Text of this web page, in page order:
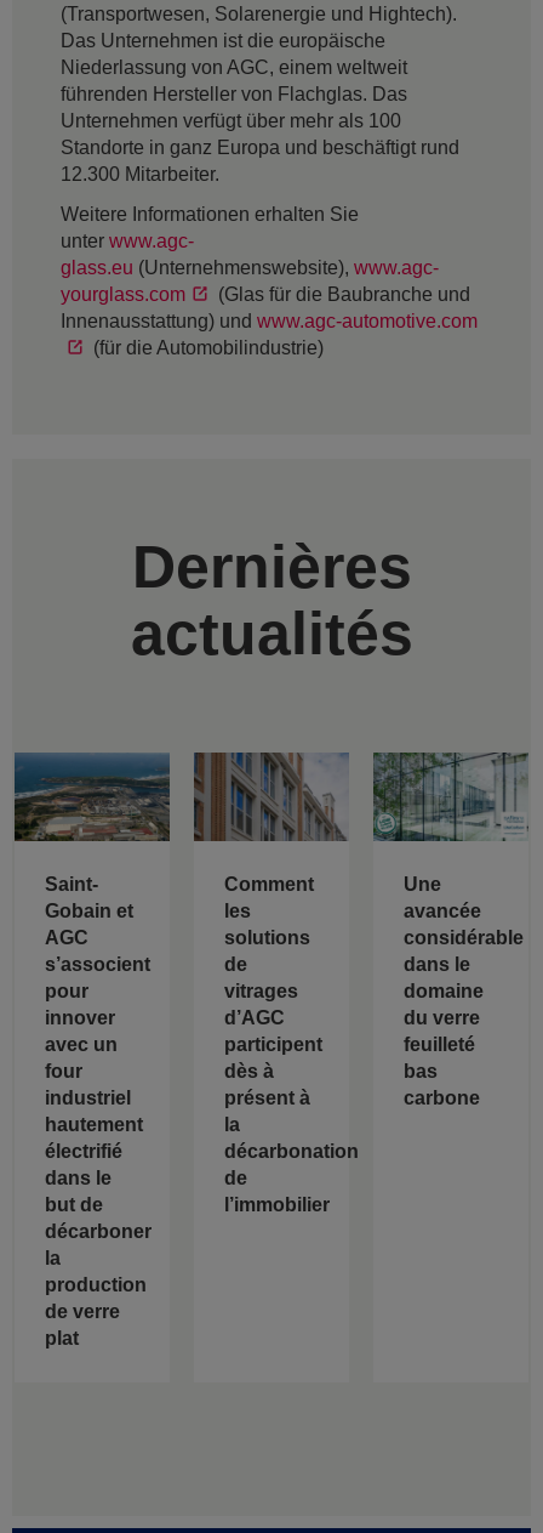
(Transportwesen, Solarenergie und Hightech).
Das Unternehmen ist die europäische
Niederlassung von AGC, einem weltweit
führenden Hersteller von Flachglas. Das
Unternehmen verfügt über mehr als 100
Standorte in ganz Europa und beschäftigt rund
12.300 Mitarbeiter.
Weitere Informationen erhalten Sie
unter www.agc-
glass.eu (Unternehmenswebsite), www.agc-
yourglass.com
(Glas für die Baubranche und
Innenausstattung) und www.agc-automotive.com
(für die Automobilindustrie)
Dernières
actualités
Saint-
Gobain et
AGC
s’associent
pour
innover
avec un
four
industriel
hautement
électrifié
dans le
but de
décarboner
la
production
de verre
plat
Comment
les
solutions
de
vitrages
d’AGC
participent
dès à
présent à
la
décarbonation
de
l’immobilier
Une
avancée
considérable
dans le
domaine
du verre
feuilleté
bas
carbone